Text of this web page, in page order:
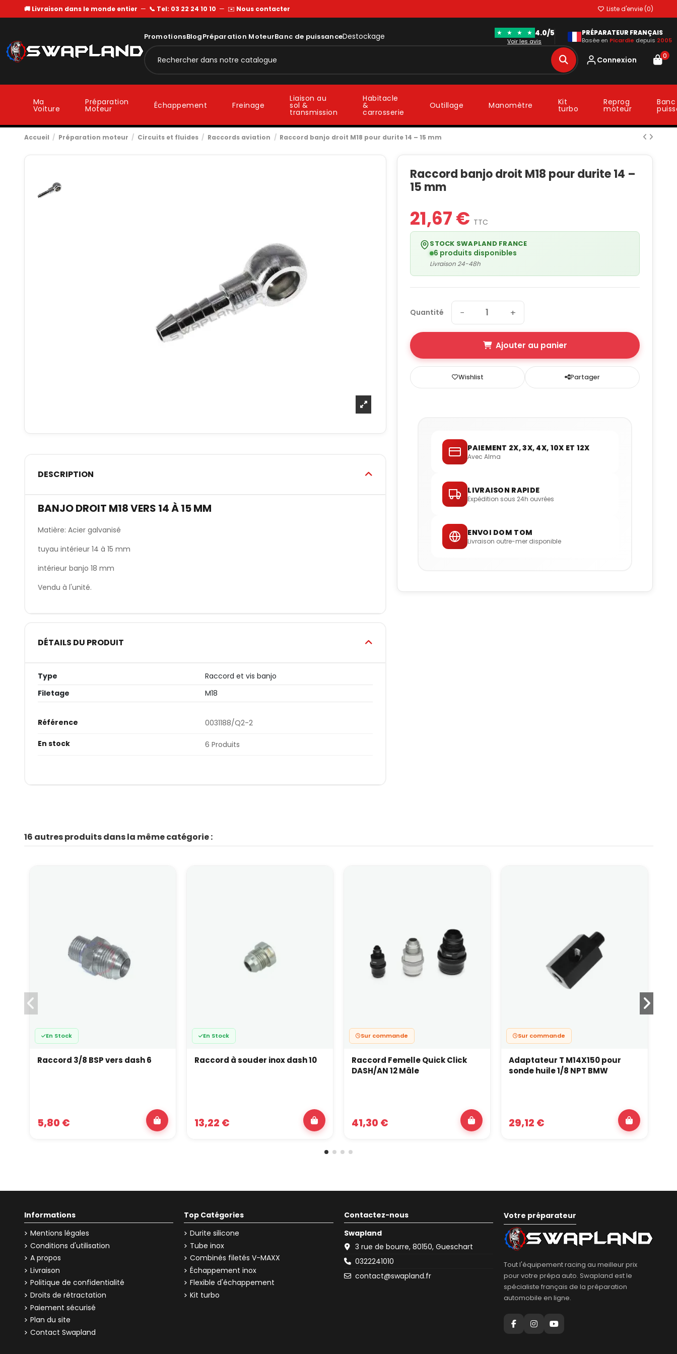
🚚 Livraison dans le monde entier — 📞 Tel: 03 22 24 10 10 — ✉️ Nous contacter Liste d'envie (0)
PromotionsBlogPréparation MoteurBanc de puissanceDestockage ★ ★ ★ ★ 4.0/5
Voir les avis
PRÉPARATEUR FRANÇAIS
Basée en Picardie depuis 2005
Connexion 0
Ma
Voiture
Préparation
Moteur Échappement Freinage
Liaison au
sol &
transmission
Habitacle
&
carrosserie
Outillage Manomètre Kit
turbo
Reprog
moteur
Accueil Préparation moteur Circuits et fluides Raccords aviation Raccord banjo droit M18 pour durite 14 – 15 mm
DESCRIPTION
BANJO DROIT M18 VERS 14 À 15 MM
Matière: Acier galvanisé
tuyau intérieur 14 à 15 mm
intérieur banjo 18 mm
Vendu à l'unité.
DÉTAILS DU PRODUIT
Type
Raccord et vis banjo
Filetage
M18
Référence 0031188/Q2-2
En stock 6 Produits
Raccord banjo droit M18 pour durite 14 –
15 mm
21,67 € TTC
STOCK SWAPLAND FRANCE
6 produits disponibles
Livraison 24-48h
Quantité − +
Ajouter au panier
Wishlist Partager
PAIEMENT 2X, 3X, 4X, 10X ET 12X
Avec Alma
LIVRAISON RAPIDE
Expédition sous 24h ouvrées
ENVOI DOM TOM
Livraison outre-mer disponible
16 autres produits dans la même catégorie :
En Stock
Raccord 3/8 BSP vers dash 6
5,80 €
En Stock
Raccord à souder inox dash 10
13,22 €
Sur commande
Raccord Femelle Quick Click
DASH/AN 12 Mâle
41,30 €
Sur commande
Adaptateur T M14X150 pour
sonde huile 1/8 NPT BMW
29,12 €
Informations
Mentions légales
Conditions d'utilisation
A propos
Livraison
Politique de confidentialité
Droits de rétractation
Paiement sécurisé
Plan du site
Contact Swapland
Top Catégories
Durite silicone
Tube inox
Combinés filetés V-MAXX
Échappement inox
Flexible d'échappement
Kit turbo
Contactez-nous
Swapland
3 rue de bourre, 80150, Gueschart
0322241010
contact@swapland.fr
Votre préparateur
Tout l'équipement racing au meilleur prix
pour votre prépa auto. Swapland est le
spécialiste français de la préparation
automobile en ligne.